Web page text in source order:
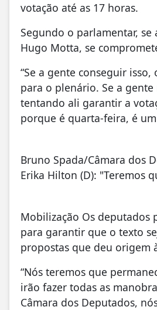
votação até as 17 horas.
Segundo o parlamentar,
Hugo Motta, se
“Se a gente conseguir
para o plenário. Se a
tentando ali garantir a
porque é quarta-feira, é
Bruno Spada/Câmara dos
Erika Hilton (D): "Teremos
Mobilização Os deputados
para garantir que o texto
propostas que deu origem
“Nós teremos que
irão fazer todas as
Câmara dos Deputados,